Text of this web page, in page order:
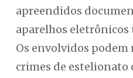
apreendidos
aparelhos
Os envolvidos podem
crimes de estelionato